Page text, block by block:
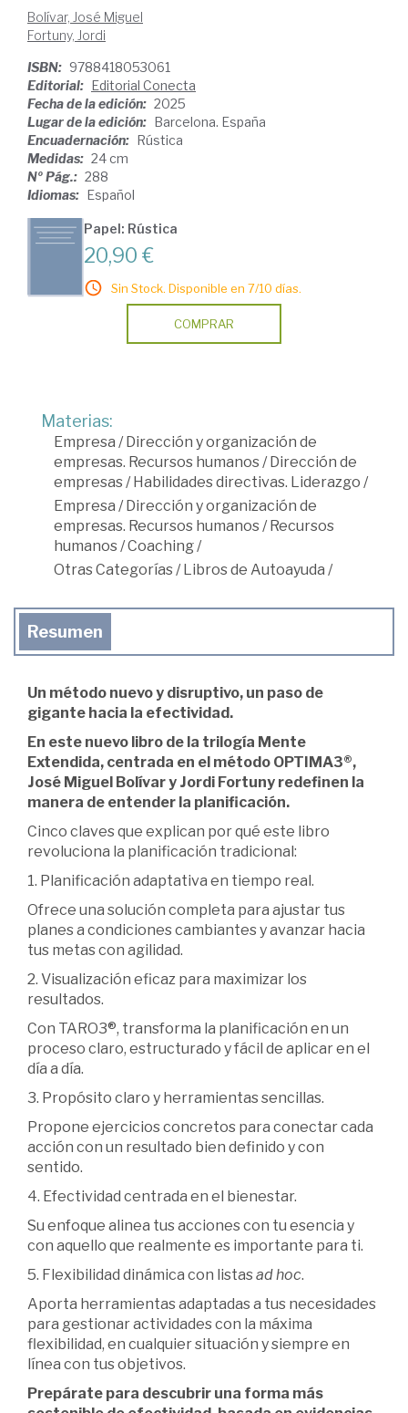
Bolívar, José Miguel
Fortuny, Jordi
ISBN: 9788418053061
Editorial: Editorial Conecta
Fecha de la edición: 2025
Lugar de la edición: Barcelona. España
Encuadernación: Rústica
Medidas: 24 cm
Nº Pág.: 288
Idiomas: Español
Papel: Rústica
20,90 €
Sin Stock. Disponible en 7/10 días.
COMPRAR
Materias:
Empresa /Dirección y organización de
empresas. Recursos humanos/Dirección de
empresas/Habilidades directivas. Liderazgo /
Empresa /Dirección y organización de
empresas. Recursos humanos/Recursos
humanos/Coaching/
Otras Categorías/Libros de Autoayuda /
Resumen
Un método nuevo y disruptivo, un paso de
gigante hacia la efectividad.
En este nuevo libro de la trilogía Mente
Extendida, centrada en el método OPTIMA3®,
José Miguel Bolívar y Jordi Fortuny redefinen la
manera de entender la planificación.
Cinco claves que explican por qué este libro
revoluciona la planificación tradicional:
1. Planificación adaptativa en tiempo real.
Ofrece una solución completa para ajustar tus
planes a condiciones cambiantes y avanzar hacia
tus metas con agilidad.
2. Visualización eficaz para maximizar los
resultados.
Con TARO3®, transforma la planificación en un
proceso claro, estructurado y fácil de aplicar en el
día a día.
3. Propósito claro y herramientas sencillas.
Propone ejercicios concretos para conectar cada
acción con un resultado bien definido y con
sentido.
4. Efectividad centrada en el bienestar.
Su enfoque alinea tus acciones con tu esencia y
con aquello que realmente es importante para ti.
5. Flexibilidad dinámica con listasad hoc.
Aporta herramientas adaptadas a tus necesidades
para gestionar actividades con la máxima
flexibilidad, en cualquier situación y siempre en
línea con tus objetivos.
Prepárate para descubrir una forma más